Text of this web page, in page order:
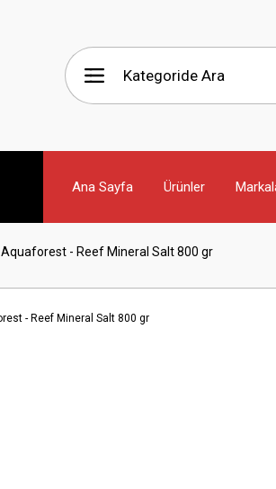
Ana Sayfa Ürünler
Aquaforest - Reef Mineral Salt 800 gr